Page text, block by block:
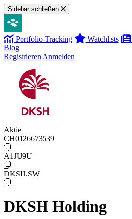
Sidebar schließen
Portfolio-Tracking Watchlists
Blog
Registrieren Anmelden
Aktie
CH0126673539
A1JU9U
DKSH.SW
DKSH Holding